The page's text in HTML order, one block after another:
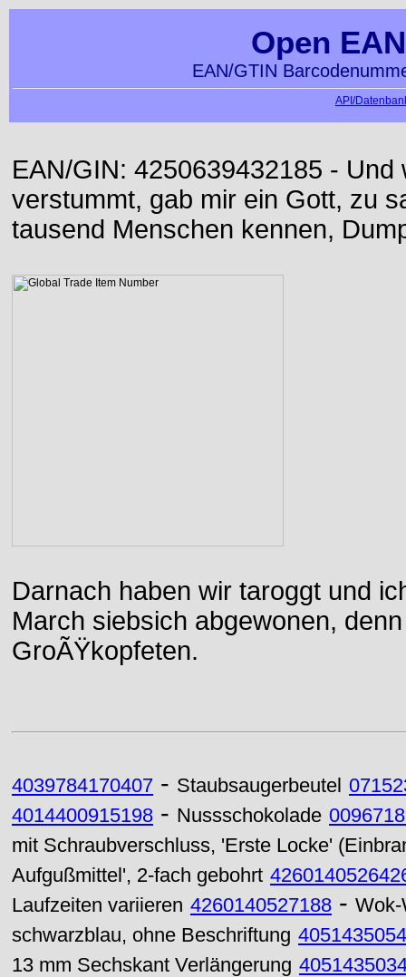
Open
EAN/GTIN
API/
EAN/GIN: 4250639432185 -
verstummt, gab mir ein Gott, zu
tausend Menschen kennen,
Darnach haben wir taroggt und
March siebsich abgewonen,
GroÃŸkopfeten.
4039784170407 - Staubsaugerbeutel
4014400915198 - Nussschokolade
mit Schraubverschluss, 'Erste Locke'
Aufgußmittel', 2-fach gebohrt
Laufzeiten variieren 4260140527188 - Wok-
schwarzblau, ohne Beschriftung
13 mm Sechskant Verlängerung